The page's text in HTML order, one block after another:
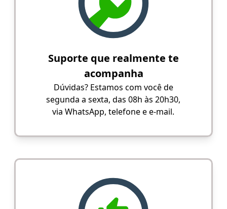
Suporte que realmente te
acompanha
Dúvidas? Estamos com você de
segunda a sexta, das 08h às 20h30,
via WhatsApp, telefone e e-mail.